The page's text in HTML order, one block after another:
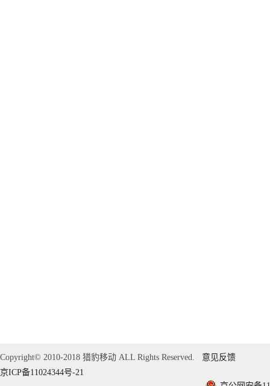
Copyright© 2010-2018 猎豹移动 ALL Rights Reserved. 意见反馈
京ICP备11024344号-21